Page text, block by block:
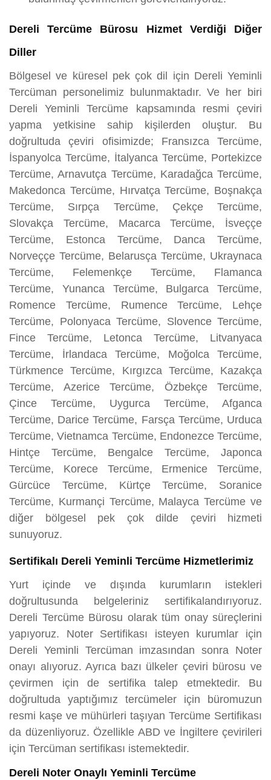
Dereli Tercüme Bürosu Hizmet Verdiği Diğer
Diller
Bölgesel ve küresel pek çok dil için Dereli Yeminli
Tercüman personelimiz bulunmaktadır. Ve her biri
Dereli Yeminli Tercüme kapsamında resmi çeviri
yapma yetkisine sahip kişilerden oluştur. Bu
doğrultuda çeviri ofisimizde; Fransızca Tercüme,
İspanyolca Tercüme, İtalyanca Tercüme, Portekizce
Tercüme, Arnavutça Tercüme, Karadağca Tercüme,
Makedonca Tercüme, Hırvatça Tercüme, Boşnakça
Tercüme, Sırpça Tercüme, Çekçe Tercüme,
Slovakça Tercüme, Macarca Tercüme, İsveççe
Tercüme, Estonca Tercüme, Danca Tercüme,
Norveççe Tercüme, Belarusça Tercüme, Ukraynaca
Tercüme, Felemenkçe Tercüme, Flamanca
Tercüme, Yunanca Tercüme, Bulgarca Tercüme,
Romence Tercüme, Rumence Tercüme, Lehçe
Tercüme, Polonyaca Tercüme, Slovence Tercüme,
Fince Tercüme, Letonca Tercüme, Litvanyaca
Tercüme, İrlandaca Tercüme, Moğolca Tercüme,
Türkmence Tercüme, Kırgızca Tercüme, Kazakça
Tercüme, Azerice Tercüme, Özbekçe Tercüme,
Çince Tercüme, Uygurca Tercüme, Afganca
Tercüme, Darice Tercüme, Farsça Tercüme, Urduca
Tercüme, Vietnamca Tercüme, Endonezce Tercüme,
Hintçe Tercüme, Bengalce Tercüme, Japonca
Tercüme, Korece Tercüme, Ermenice Tercüme,
Gürcüce Tercüme, Kürtçe Tercüme, Soranice
Tercüme, Kurmançi Tercüme, Malayca Tercüme ve
diğer bölgesel pek çok dilde çeviri hizmeti
sunuyoruz.
Sertifikalı Dereli Yeminli Tercüme Hizmetlerimiz
Yurt içinde ve dışında kurumların istekleri
doğrultusunda belgeleriniz sertifikalandırıyoruz.
Dereli Tercüme Bürosu olarak tüm onay süreçlerini
yapıyoruz. Noter Sertifikası isteyen kurumlar için
Dereli Yeminli Tercüman imzasından sonra Noter
onayı alıyoruz. Ayrıca bazı ülkeler çeviri bürosu ve
çevirmen için de sertifika talep etmektedir. Bu
doğrultuda yaptığımız tercümeler için büromuzun
resmi kaşe ve mühürleri taşıyan Tercüme Sertifikası
da düzenliyoruz. Özellikle ABD ve İngiltere çevirileri
için Tercüman sertifikası istemektedir.
Dereli Noter Onaylı Yeminli Tercüme